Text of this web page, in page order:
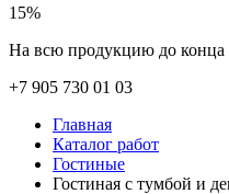
15%
На всю продукцию до конца
+7 905 730 01 03
Главная
Каталог работ
Гостиные
Гостиная с тумбой и